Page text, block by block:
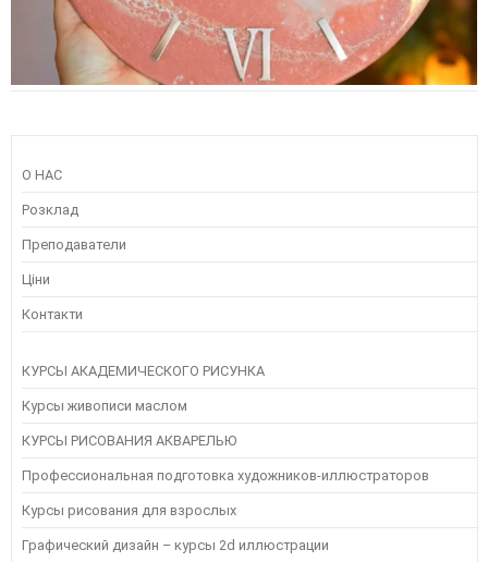
О НАС
Розклад
Преподаватели
Ціни
Контакти
КУРСЫ АКАДЕМИЧЕСКОГО РИСУНКА
Курсы живописи маслом
КУРСЫ РИСОВАНИЯ АКВАРЕЛЬЮ
Профессиональная подготовка художников-иллюстраторов
Курсы рисования для взрослых
Графический дизайн – курсы 2d иллюстрации